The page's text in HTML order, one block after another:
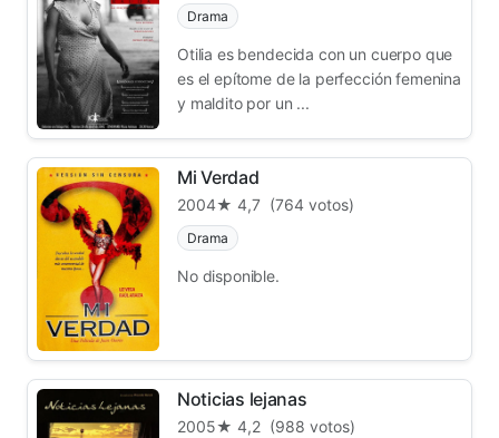
Drama
Otilia es bendecida con un cuerpo que
es el epítome de la perfección femenina
y maldito por un ...
Mi Verdad
2004★ 4,7 (764 votos)
Drama
No disponible.
Noticias lejanas
2005★ 4,2 (988 votos)